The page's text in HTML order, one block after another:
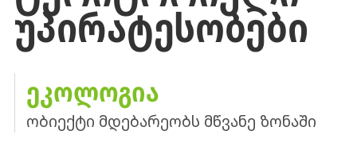
ᲣᲞᲘᲠᲐᲢᲔᲡᲝᲑᲔᲑᲘ
ᲔᲙᲝᲚᲝᲒᲘᲐ
ობიექტი მდებარეობს მწვანე ზონაში